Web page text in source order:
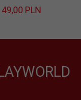
49,00 PLN